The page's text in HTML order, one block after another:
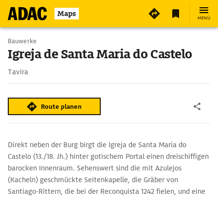
Maps MENÜ
Bauwerke
Igreja de Santa Maria do Castelo
Tavira
Route planen
Direkt neben der Burg birgt die Igreja de Santa Maria do
Castelo (13./18. Jh.) hinter gotischem Portal einen dreischiffigen
barocken Innenraum. Sehenswert sind die mit Azulejos
(Kacheln) geschmückte Seitenkapelle, die Gräber von
Santiago-Rittern, die bei der Reconquista 1242 fielen, und eine